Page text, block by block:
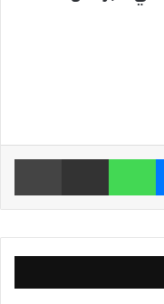
ماسنجر واتساب مشاركة عبر البريد